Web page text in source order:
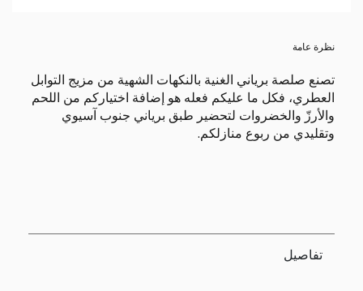
نظرة عامة
تصنع صلصة برياني الغنية بالنكهات الشهية من مزيج التوابل
العطري، فكل ما عليكم فعله هو إضافة اختياركم من اللحم
والأرزّ والخضروات لتحضير طبق برياني جنوب آسيوي
وتقليدي من ربوع منازلكم.
تفاصيل